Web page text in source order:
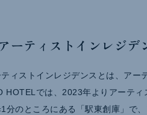
アーティストインレジデ
ィストインレジデンスとは、アー
HOTELでは、2023年よりアーティ
分のところにある「駅東創庫」で